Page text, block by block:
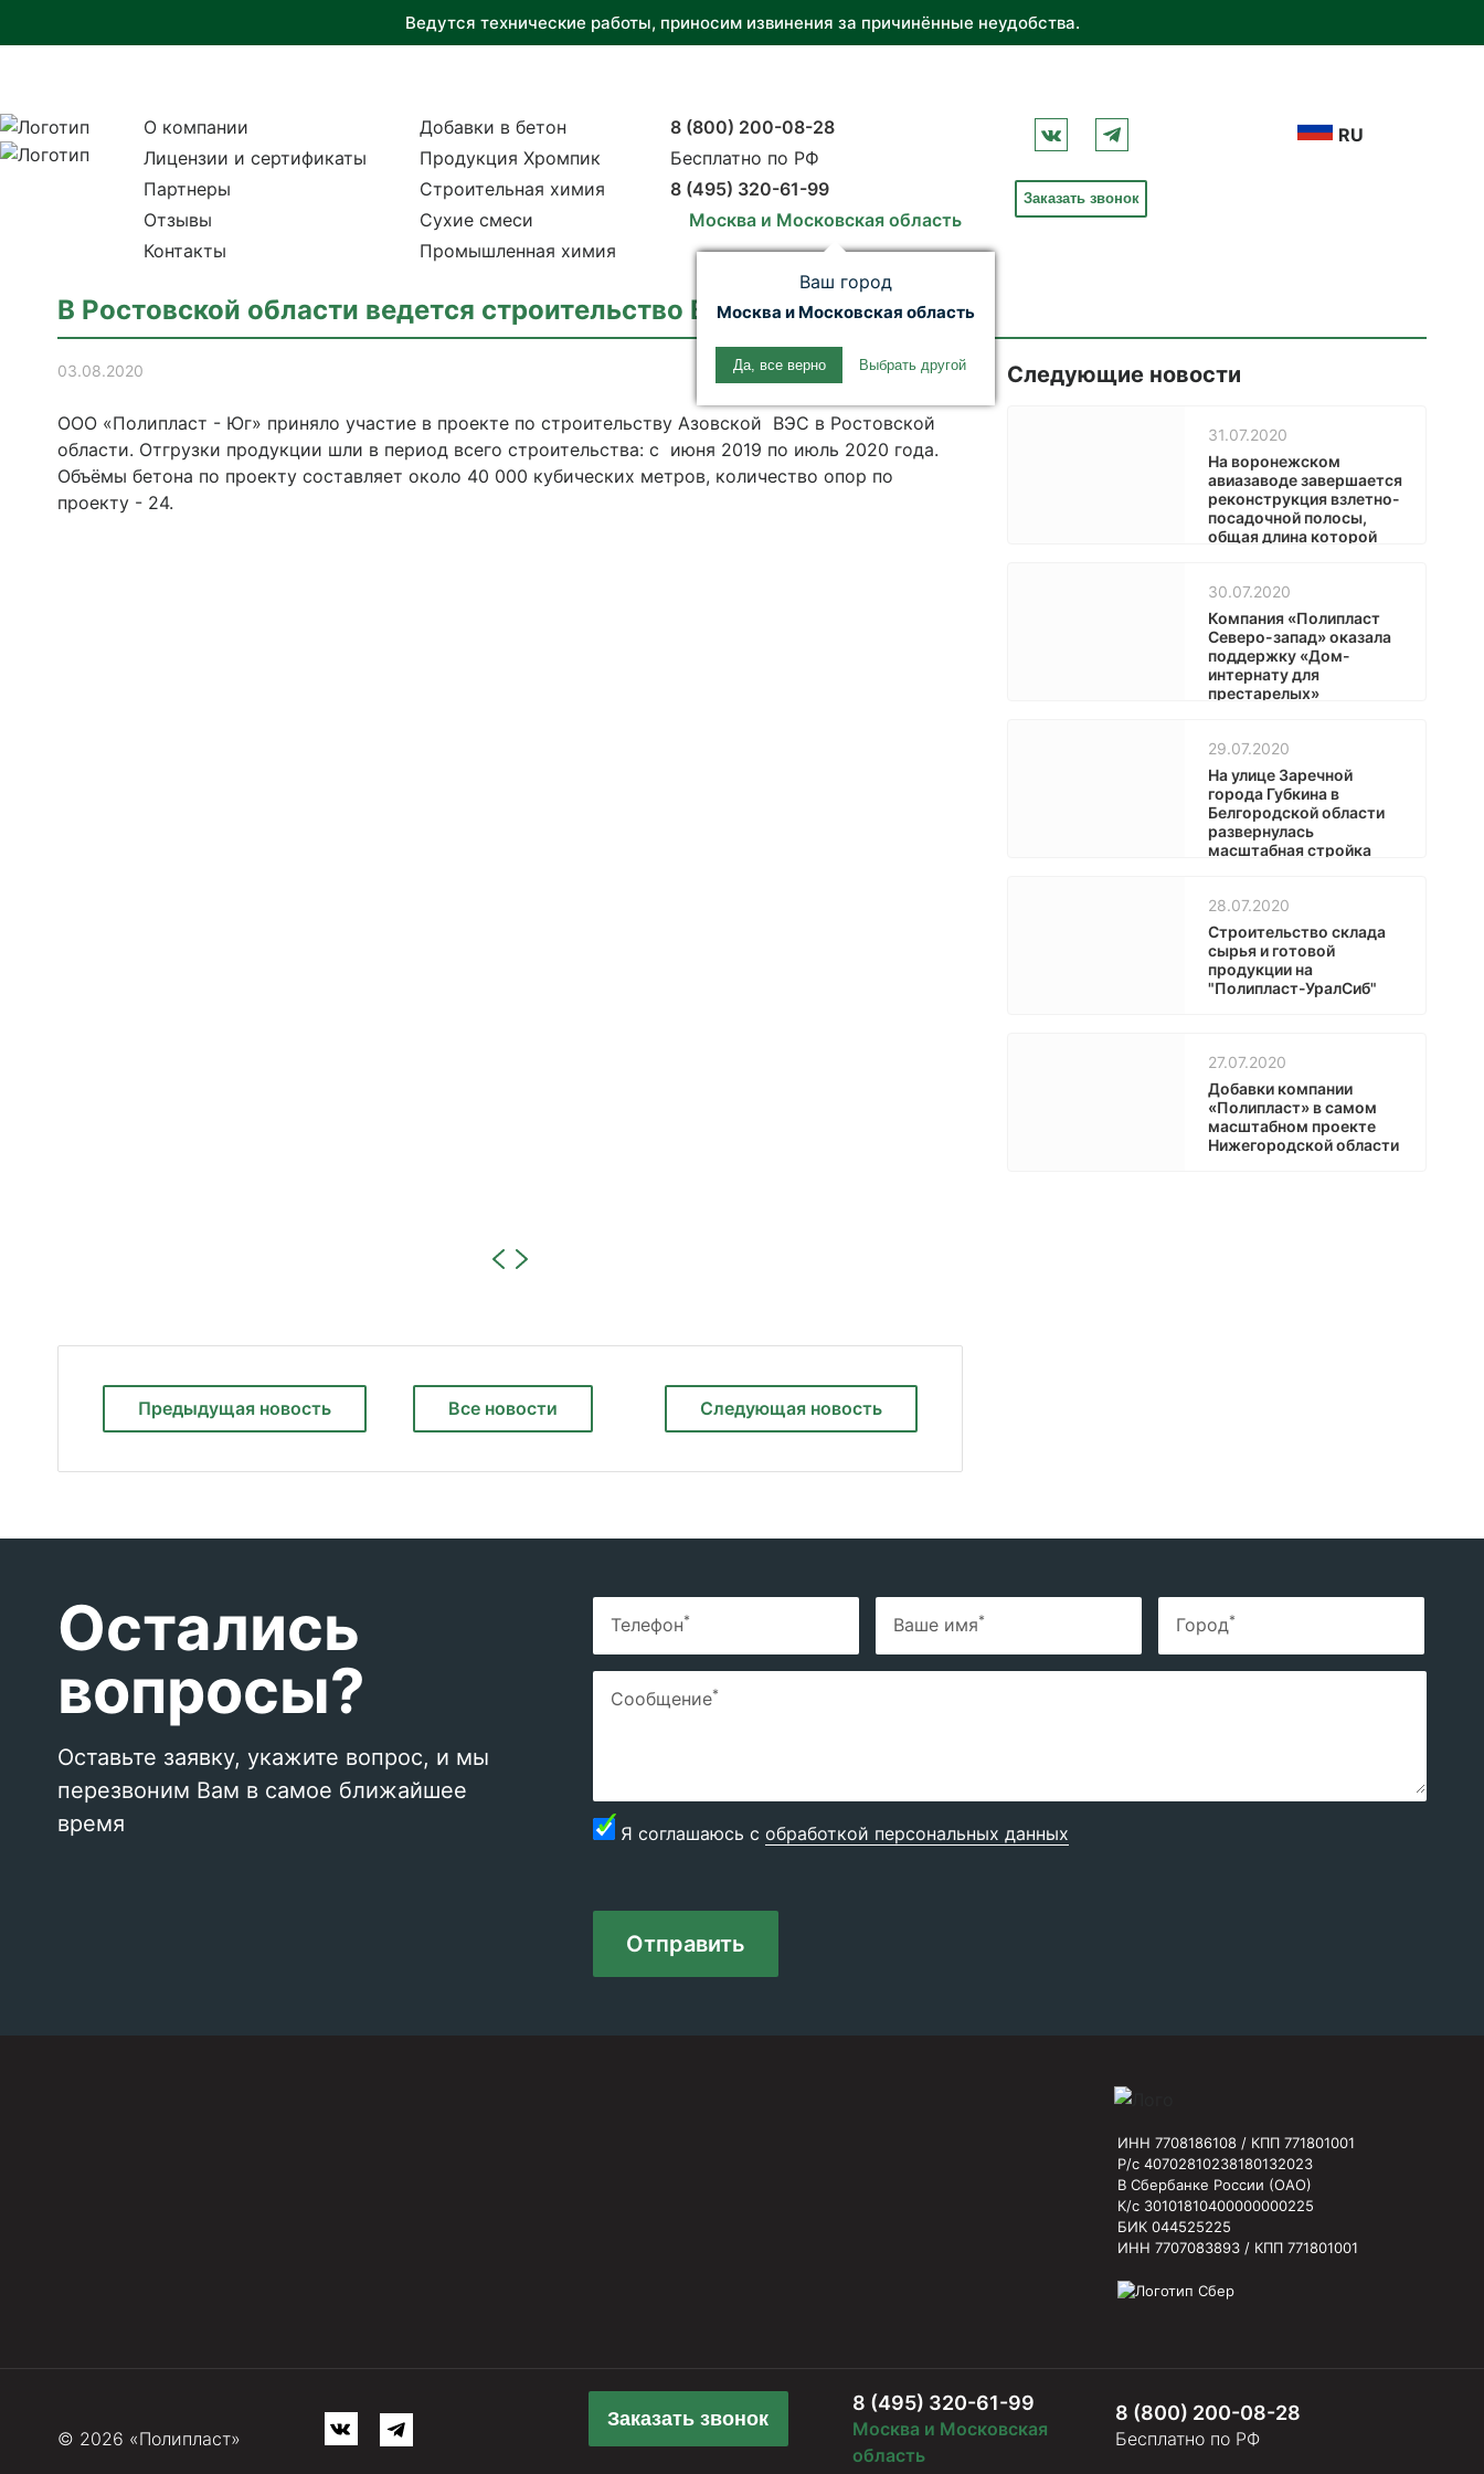
Ведутся технические работы, приносим извинения за причинённые неудобства.
О компании
Лицензии и сертификаты
Партнеры
Отзывы
Контакты
Добавки в бетон
Продукция Хромпик
Строительная химия
Сухие смеси
Промышленная химия
8 (800) 200-08-28
Бесплатно по РФ
8 (495) 320-61-99
Москва и Московская область
Ваш город
Москва и Московская область
Да, все верно Выбрать другой
Заказать звонок
RU
В Ростовской области ведется строительство ВЭС
03.08.2020
ООО «Полипласт - Юг» приняло участие в проекте по строительству Азовской ВЭС в Ростовской
области. Отгрузки продукции шли в период всего строительства: с июня 2019 по июль 2020 года.
Объёмы бетона по проекту составляет около 40 000 кубических метров, количество опор по
проекту - 24.
Предыдущая новость Следующая новость
Все новости
Следующие новости
31.07.2020
На воронежском
авиазаводе завершается
реконструкция взлетно-
посадочной полосы,
общая длина которой
30.07.2020
Компания «Полипласт
Северо-запад» оказала
поддержку «Дом-
интернату для
престарелых»
29.07.2020
На улице Заречной
города Губкина в
Белгородской области
развернулась
масштабная стройка
28.07.2020
Строительство склада
сырья и готовой
продукции на
"Полипласт-УралСиб"
27.07.2020
Добавки компании
«Полипласт» в самом
масштабном проекте
Нижегородской области
Остались
вопросы?
Оставьте заявку, укажите вопрос, и мы
перезвоним Вам в самое ближайшее
время
Телефон* Ваше имя* Город*
Сообщение*
Я соглашаюсь с обработкой персональных данных
Отправить
ИНН 7708186108 / КПП 771801001
Р/с 40702810238180132023
В Сбербанке России (ОАО)
К/с 30101810400000000225
БИК 044525225
ИНН 7707083893 / КПП 771801001
8 (800) 200-08-28
Бесплатно по РФ
8 (495) 320-61-99
Москва и Московская
область
Заказать звонок
© 2026 «Полипласт»